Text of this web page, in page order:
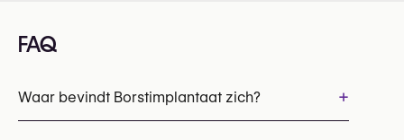
FAQ
Waar bevindt Borstimplantaat zich? +